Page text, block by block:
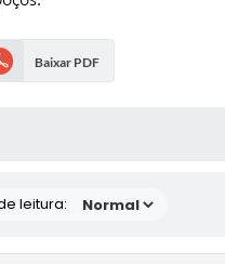
Baixar PDF
leitura: